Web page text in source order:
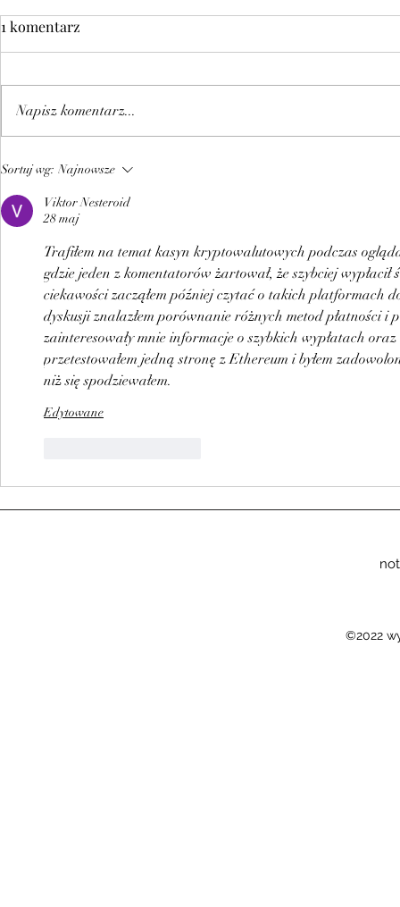
Szkolenie:
nie dać się “złowić” w sieci
1 komentarz
Napisz komentarz...
Sortuj wg: Najnowsze
Viktor Nesteroid
28 maj
Trafiłem na temat kasyn kryptowalutowych podczas
gdzie jeden z komentatorów żartował, że szybciej
ciekawości zacząłem później czytać o takich platformach
dyskusji znalazłem porównanie różnych metod płatności i
zainteresowały mnie informacje o szybkich wypłatach
przetestowałem jedną stronę z Ethereum i byłem
niż się spodziewałem.
Edytowane
©2022